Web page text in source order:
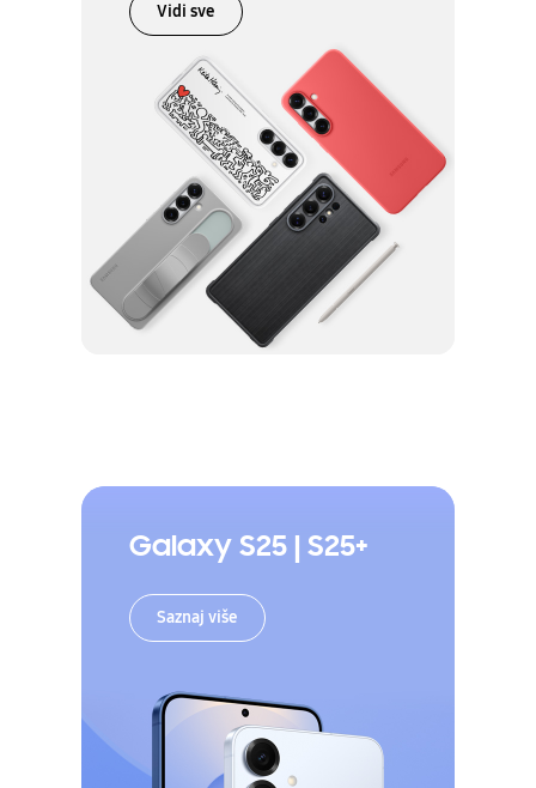
Vidi sve
Galaxy S25 | S25+
Saznaj više